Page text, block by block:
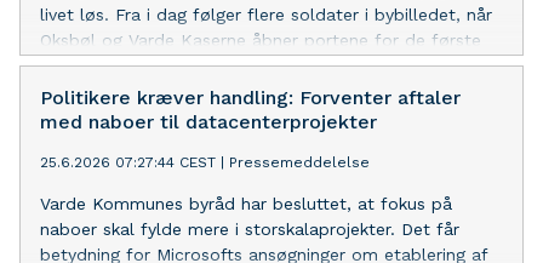
livet løs. Fra i dag følger flere soldater i bybilledet, når
Oksbøl og Varde Kaserne åbner portene for de første
hold, der starter på den nye værnepligt. De næste 11
måneder vil Vestjylland være deres hjem.
Politikere kræver handling: Forventer aftaler
med naboer til datacenterprojekter
25.6.2026 07:27:44 CEST Pressemeddelelse
Varde Kommunes byråd har besluttet, at fokus på
naboer skal fylde mere i storskalaprojekter. Det får
betydning for Microsofts ansøgninger om etablering af